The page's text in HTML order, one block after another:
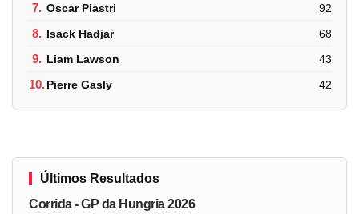
7. Oscar Piastri 92
8. Isack Hadjar 68
9. Liam Lawson 43
10.Pierre Gasly 42
Últimos Resultados
Corrida - GP da Hungria 2026